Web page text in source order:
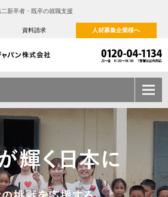
二新卒者・既卒の就職支援
資料請求 人材募集企業様へ